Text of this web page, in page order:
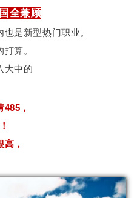
全兼顾
是新型热门职业。
算。
大中的
，
，